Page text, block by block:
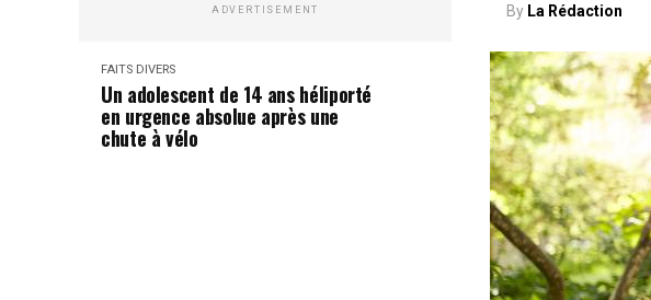
ADVERTISEMENT
FAITS DIVERS
Un adolescent de 14 ans héliporté
en urgence absolue après une
chute à vélo
By La Rédaction